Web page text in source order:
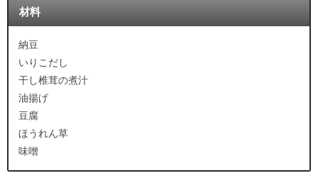
材料
納豆
いりこだし
干し椎茸の煮汁
油揚げ
豆腐
ほうれん草
味噌